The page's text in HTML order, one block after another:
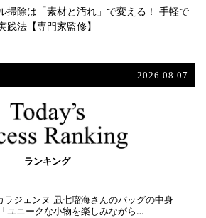
掃除は「素材と汚れ」で変える！ 手軽で
践法【専門家監修】
2026.08.07
ランキング
ラジェンヌ 凪七瑠海さんのバッグの中身
ユニークな小物を楽しみながら…